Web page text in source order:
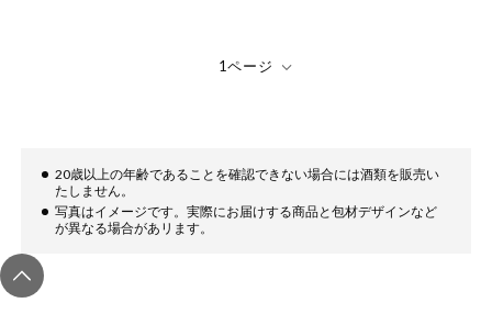
20歳以上の年齢であることを確認できない場合には酒類を販売い
たしません。
写真はイメージです。実際にお届けする商品と包材デザインなど
が異なる場合があリます。